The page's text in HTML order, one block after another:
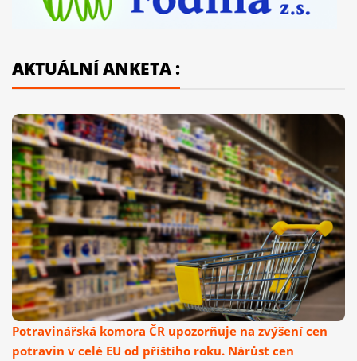
AKTUÁLNÍ ANKETA :
Potravinářská komora ČR upozorňuje na zvýšení cen
potravin v celé EU od příštího roku. Nárůst cen